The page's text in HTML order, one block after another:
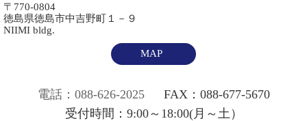
〒770-0804
徳島県徳島市中吉野町１－９
NIIMI bldg.
MAP
電話：088-626-2025
FAX：088-677-5670
受付時間：9:00～18:00(月～土）